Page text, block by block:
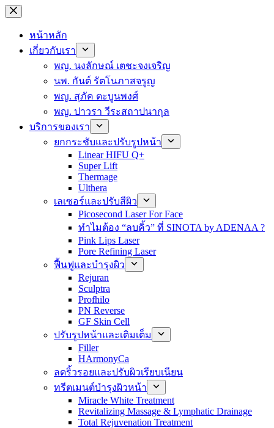
ข้าม
เนื้อหา
หน้าหลัก
เกี่ยวกับเรา
พญ. นงลักษณ์ เตชะจงเจริญ
นพ. กันต์ รัตโนภาสจรูญ
พญ. สุภัค ตะบูนพงศ์
พญ. ปาวรา วีระสถาปนากุล
บริการของเรา
ยกกระชับและปรับรูปหน้า
Linear HIFU Q+
Super Lift
Thermage
Ulthera
เลเซอร์และปรับสีผิว
Picosecond Laser For Face
ทำไมต้อง “ลบคิ้ว” ที่ SINOTA by ADENAA ?
Pink Lips Laser
Pore Refining Laser
ฟื้นฟูและบำรุงผิว
Rejuran
Sculptra
Profhilo
PN Reverse
GF Skin Cell
ปรับรูปหน้าและเติมเต็ม
Filler
HArmonyCa
ลดริ้วรอยและปรับผิวเรียบเนียน
ทรีตเมนต์บำรุงผิวหน้า
Miracle White Treatment
Revitalizing Massage & Lymphatic Drainage
Total Rejuvenation Treatment